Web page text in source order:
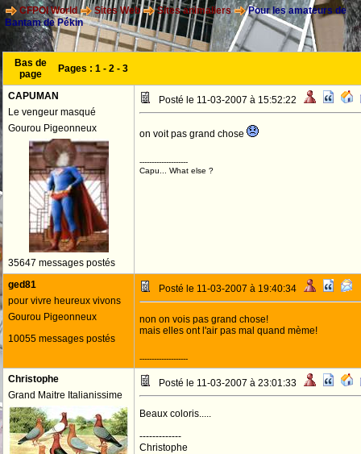
CFPOI World Sites Web Sites animaliers
Pour les amateurs de
Bantam de Pékin
Bas de
page
Pages : 1 - 2 - 3
CAPUMAN
Le vengeur masqué
Gourou Pigeonneux
35647 messages postés
Posté le 11-03-2007 à 15:52:22
on voit pas grand chose
--------------------
Capu... What else ?
ged81
pour vivre heureux vivons
Gourou Pigeonneux
10055 messages postés
Posté le 11-03-2007 à 19:40:34
non on vois pas grand chose!
mais elles ont l'air pas mal quand mème!
--------------------
Christophe
Grand Maitre Italianissime
Posté le 11-03-2007 à 23:01:33
Beaux coloris.....
-------------
Christophe